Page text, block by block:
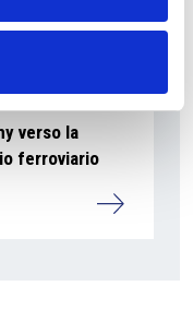
verso la
ferroviario